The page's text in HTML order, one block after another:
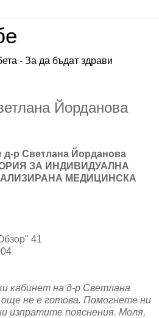
- За да бъдат здрави
Йорданова
д-р Светлана Йорданова
ЗА ИНДИВИДУАЛНА
МЕДИЦИНСКА
41
кабинет на д-р Светлана
още не е готова. Помогнете ни
изпратите пояснения. Моля,